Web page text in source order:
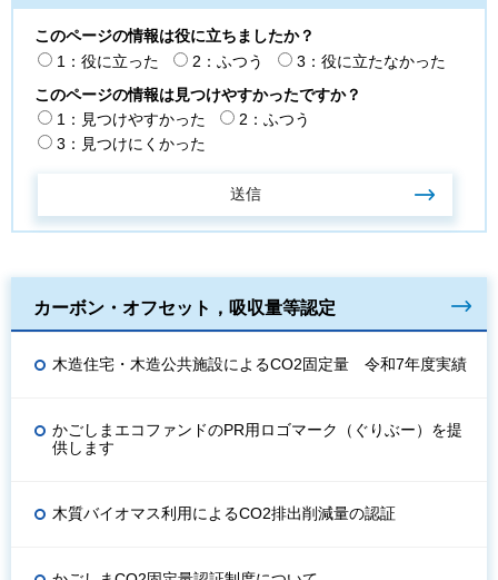
このページの情報は役に立ちましたか？
1：役に立った
2：ふつう
3：役に立たなかった
このページの情報は見つけやすかったですか？
1：見つけやすかった
2：ふつう
3：見つけにくかった
カーボン・オフセット，吸収量等認定
木造住宅・木造公共施設によるCO2固定量 令和7年度実績
かごしまエコファンドのPR用ロゴマーク（ぐりぶー）を提
供します
木質バイオマス利用によるCO2排出削減量の認証